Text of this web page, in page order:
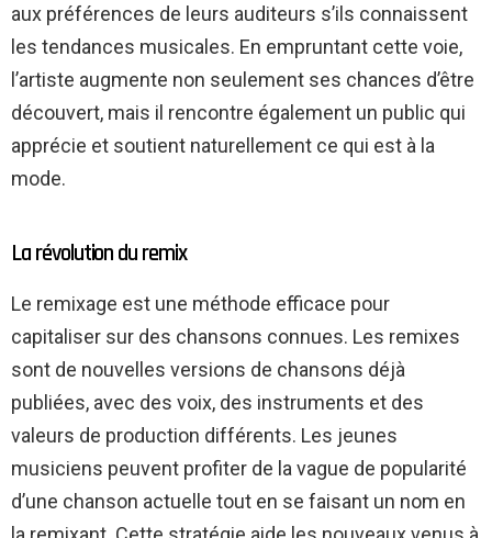
aux préférences de leurs auditeurs s’ils connaissent
les tendances musicales. En empruntant cette voie,
l’artiste augmente non seulement ses chances d’être
découvert, mais il rencontre également un public qui
apprécie et soutient naturellement ce qui est à la
mode.
La révolution du remix
Le remixage est une méthode efficace pour
capitaliser sur des chansons connues. Les remixes
sont de nouvelles versions de chansons déjà
publiées, avec des voix, des instruments et des
valeurs de production différents. Les jeunes
musiciens peuvent profiter de la vague de popularité
d’une chanson actuelle tout en se faisant un nom en